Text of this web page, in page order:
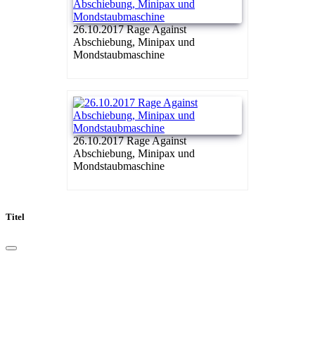
26.10.2017 Rage Against
Abschiebung, Minipax und
Mondstaubmaschine
26.10.2017 Rage Against
Abschiebung, Minipax und
Mondstaubmaschine
Titel